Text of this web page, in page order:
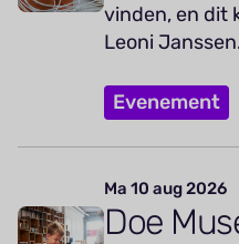
vinden, en dit
Leoni
Evenement
Ma 10 aug 2026
Doe